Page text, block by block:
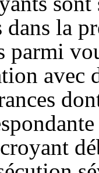
dans la
parmi
avec